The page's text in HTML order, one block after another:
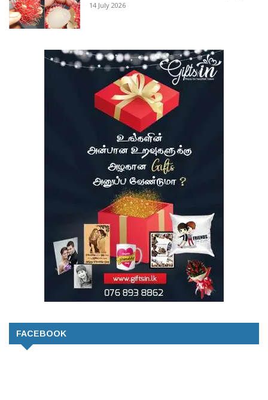
14 July 2026
FACEBOOK